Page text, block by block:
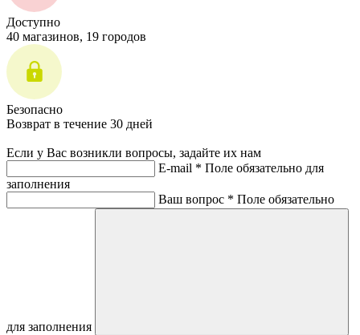
Доступно
40 магазинов, 19 городов
Безопасно
Возврат в течение 30 дней
Если у Вас возникли вопросы, задайте их нам
E-mail * Поле обязательно для
заполнения
Ваш вопрос * Поле обязательно
для заполнения